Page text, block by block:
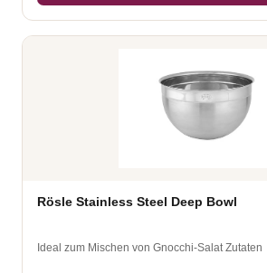
Rösle Stainless Steel Deep Bowl
Ideal zum Mischen von Gnocchi-Salat Zutaten